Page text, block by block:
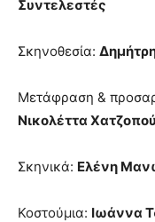
Συντελεστές
Σκηνοθεσία:
Μετάφραση &
Νικολέττα Χατζοπ
Σκηνικά: Ελένη
Κοστούμια: Ιωάννα